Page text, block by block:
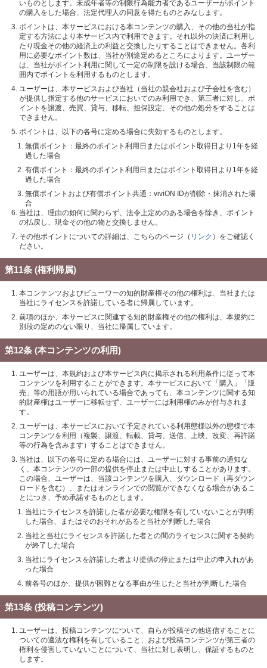
いものとします。未成年者等の制限行為能力者であるユーザーがポイント
の購入をした場合、法定代理人の同意を得たものとみなします。
ポイントは、本サービスにおける本コンテンツの購入、その他の当社が指
定する方法により本サービス内で利用できます。それ以外の決済に利用し
たり現金その他の経済上の利益と交換したりすることはできません。各利
用に必要なポイント数は、当社が別途定めるところによります。ユーザー
は、当社がポイント利用に関して一定の制限を設ける場合、当該制限の範
囲内でポイントを利用するものとします。
ユーザーは、本サービスおよび当社（当社の親会社および子会社を含む）
が提供し指定する他のサービスにおいてのみ利用でき、第三者に対し、ポ
イントを譲渡、売買、貸与、移転、担保設定、その他の処分をすることは
できません。
ポイントは、以下の各号に定める場合に失効するものとします。
無償ポイント：最終のポイント利用日またはポイント取得日より1年を経
過した場合
有償ポイント：最終のポイント利用日またはポイント取得日より1年を経
過した場合
無償ポイントおよび有償ポイント共通：viviON IDが削除・抹消された場
合
当社は、理由の如何に関わらず、法令上定めのある場合を除き、ポイント
の払戻し、現金その他の物と交換しません。
その他ポイントについての詳細は、こちらのページ（ リンク ）をご確認く
ださい。
第11条 (権利帰属)
本コンテンツおよびビューワーの知的財産権その他の権利は、当社または
当社にライセンスを許諾している者に帰属しています。
前項のほか、本サービスに関連する知的財産権その他の権利は、本規約に
別段の定めのない限り、当社に帰属しています。
第12条 (本コンテンツの利用)
ユーザーは、本規約および本サービス内に掲示される利用条件に従って本
コンテンツを利用することができます。本サービスにおいて「購入」「販
売」等の用語が用いられている場合であっても、本コンテンツに関する知
的財産権はユーザーに移転せず、ユーザーには利用権のみが付与されま
す。
ユーザーは、本サービスにおいて予定されている利用態様以外の態様で本
コンテンツを利用（複製、譲渡、転載、貸与、送信、上映、改変、再許諾
等の行為を含みます）することはできません。
当社は、以下の各号に定める場合には、ユーザーに対する事前の通知な
く、本コンテンツの一部の提供を停止または中止しすることがあります。
この場合、ユーザーは、当該コンテンツを購入、ダウンロード（再ダウン
ロードを含む）、またはオンラインでの閲覧ができなくなる場合があるこ
とにつき、予め承諾するものとします。
当社にライセンスを許諾した者が必要な権限を有していないことが判明
した場合、またはそのおそれがあると当社が判断した場合
当社と当社にライセンスを許諾した者との間のライセンスに関する契約
が終了した場合
当社にライセンスを許諾した者より提供の停止または中止の申入れがあ
った場合
前各号のほか、提供が困難となる事由が生じたと当社が判断した場合
第13条 (投稿コンテンツ)
ユーザーは、投稿コンテンツについて、自らが投稿その他送信することに
ついての適法な権利を有していること、および投稿コンテンツが第三者の
権利を侵害していないことについて、当社に対し表明し、保証するものと
します。